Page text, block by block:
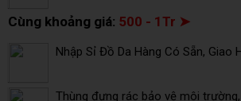
Cùng khoảng giá: 500 - 1Tr ➤
Nhập Sỉ Đồ Da Hàng Có Sẵn, Giao
Thùng đựng rác bảo vệ môi